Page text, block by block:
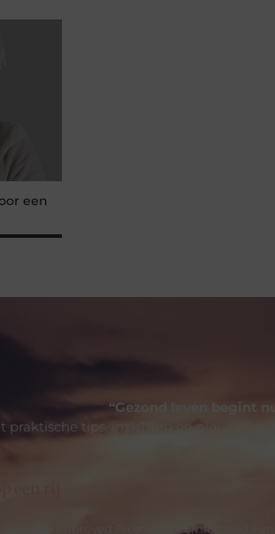
een
“Gezond leven begint
praktische tips, inzichten en nieuws
with Improved Prosthetic Comfort and